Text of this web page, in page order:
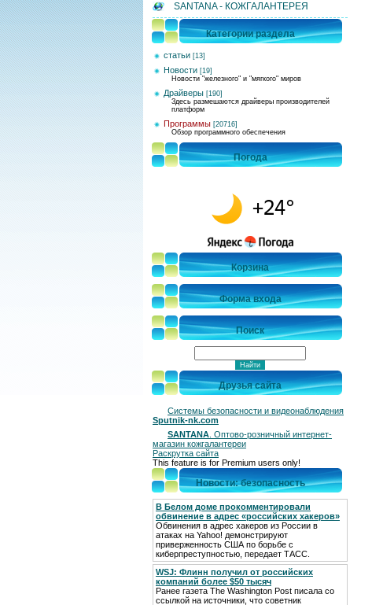
SANTANA - КОЖГАЛАНТЕРЕЯ
Категории раздела
статьи [13]
Новости [19]
Новости "железного" и "мягкого" миров
Драйверы [190]
Здесь размешаются драйверы производителей
платформ
Программы [20716]
Обзор программного обеспечения
Погода
Корзина
Форма входа
Поиск
Друзья сайта
Системы безопасности и видеонаблюдения
Sputnik-nk.com
SANTANA . Оптово-розничный интернет-
магазин кожгалантереи
Раскрутка сайта
This feature is for Premium users only!
Новости: безопасность
В Белом доме прокомментировали
обвинение в адрес «российских хакеров»
Обвинения в адрес хакеров из России в
атаках на Yahoo! демонстрируют
приверженность США по борьбе с
киберпреступностью, передает ТАСС.
WSJ: Флинн получил от российских
компаний более $50 тысяч
Ранее газета The Washington Post писала со
ссылкой на источники, что советник